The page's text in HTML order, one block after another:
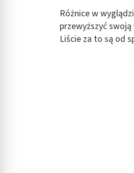
Różnice w
przewyższyć
Liście za to są od